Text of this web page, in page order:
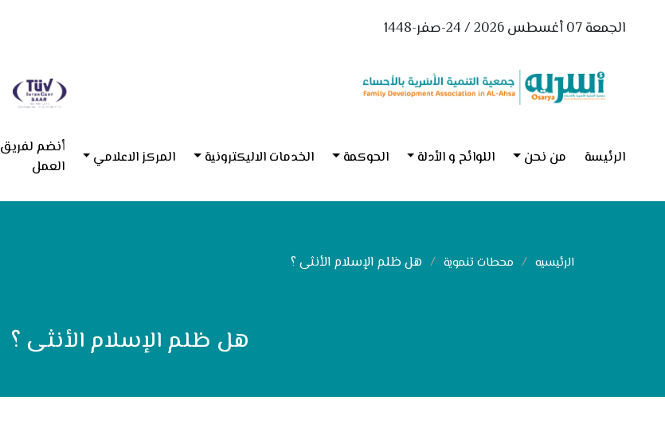
الجمعة 07 أغسطس 2026 / 24-صفر-1448
الرئيسة من نحن اللوائح و الأدلة الحوكمة الخدمات الاليكترونية المركز الاعلامي
أنضم لفريق
العمل
الرئيسيه محطات تنموية هل ظلم الإسلام الأنثى ؟
هل ظلم الإسلام الأنثى ؟